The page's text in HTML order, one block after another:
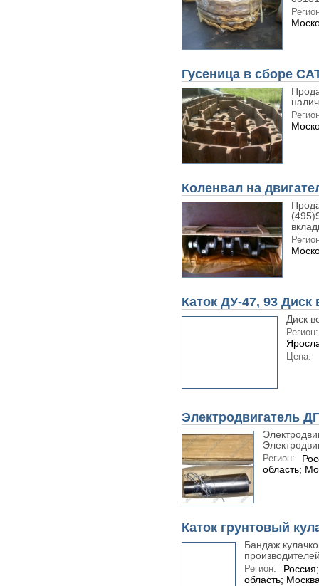
Гусеница в сборе
Коленвал на
Каток ДУ-47, 93
Диск
Регион:
Цена:
Электродвигатель
Регион:
область;
Каток грунтовый
Бандаж
Регион:
область;